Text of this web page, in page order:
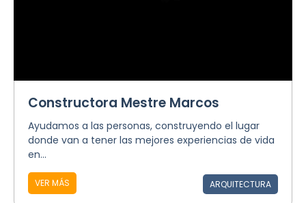
Constructora Mestre Marcos
Ayudamos a las personas, construyendo el lugar
donde van a tener las mejores experiencias de vida
en...
VER MÁS ARQUITECTURA